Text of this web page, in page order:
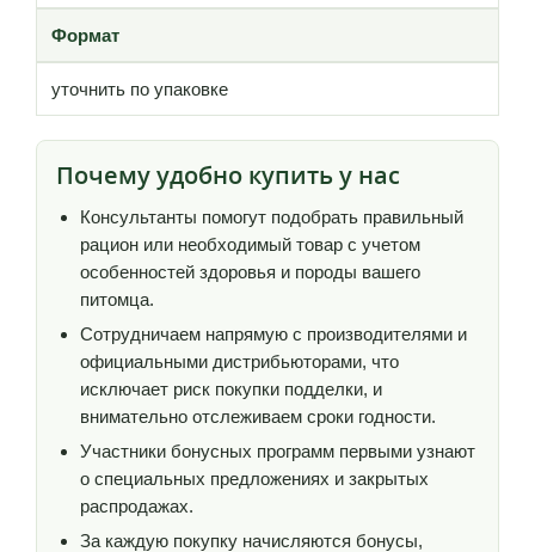
Формат
уточнить по упаковке
Почему удобно купить у нас
Консультанты помогут подобрать правильный
рацион или необходимый товар с учетом
особенностей здоровья и породы вашего
питомца.
Сотрудничаем напрямую с производителями и
официальными дистрибьюторами, что
исключает риск покупки подделки, и
внимательно отслеживаем сроки годности.
Участники бонусных программ первыми узнают
о специальных предложениях и закрытых
распродажах.
За каждую покупку начисляются бонусы,